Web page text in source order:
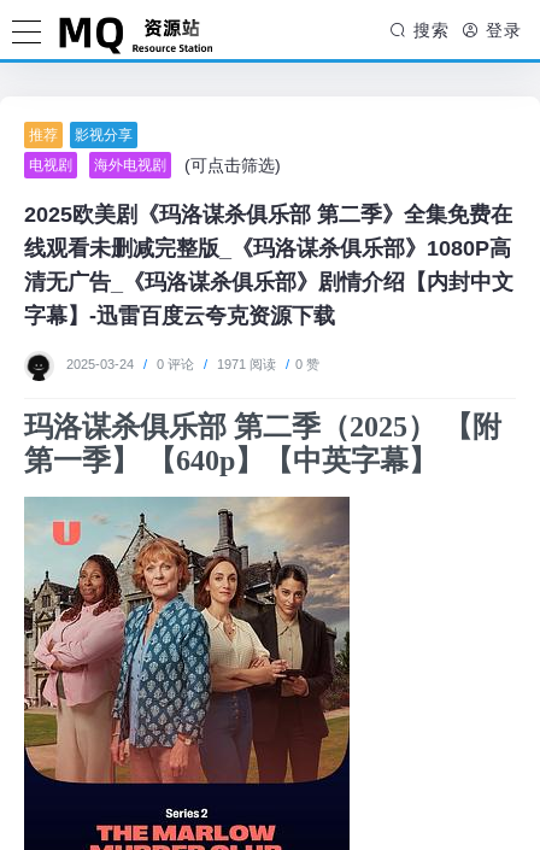
搜索 登录
推荐
影视分享
电视剧
海外电视剧 (可点击筛选)
2025欧美剧《玛洛谋杀俱乐部 第二季》全集免费在
线观看未删减完整版_《玛洛谋杀俱乐部》1080P高
清无广告_《玛洛谋杀俱乐部》剧情介绍【内封中文
字幕】-迅雷百度云夸克资源下载
2025-03-24 / 0 评论 / 1971 阅读 / 0 赞
玛洛谋杀俱乐部 第二季（2025） 【附
第一季】 【640p】【中英字幕】